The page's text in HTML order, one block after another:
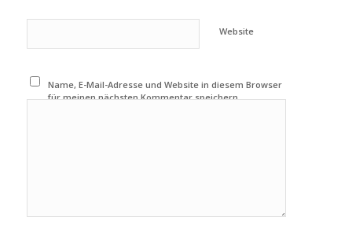
Website
Name, E-Mail-Adresse und Website in diesem Browser
für meinen nächsten Kommentar speichern.